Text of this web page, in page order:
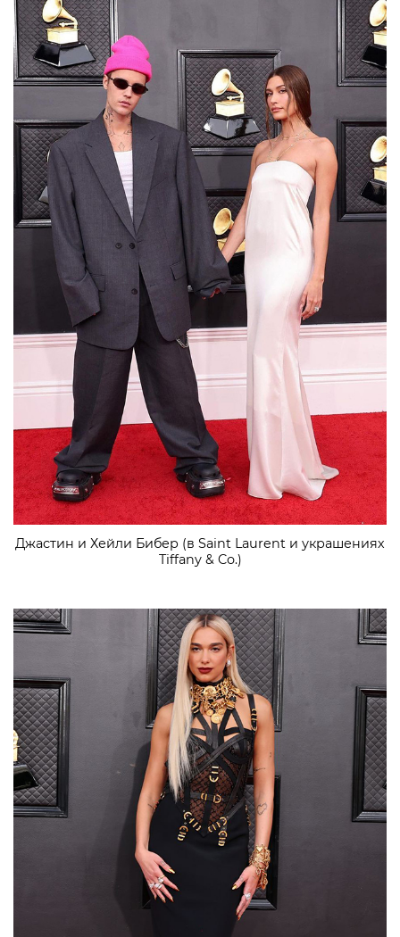
Джастин и Хейли Бибер (в Saint Laurent и украшениях
Tiffany & Co.)